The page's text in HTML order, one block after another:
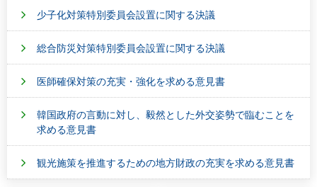
少子化対策特別委員会設置に関する決議
総合防災対策特別委員会設置に関する決議
医師確保対策の充実・強化を求める意見書
韓国政府の言動に対し、毅然とした外交姿勢で臨むことを
求める意見書
観光施策を推進するための地方財政の充実を求める意見書